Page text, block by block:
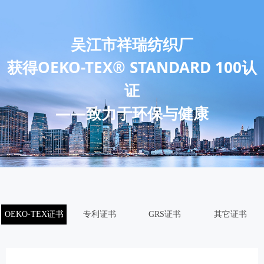
吴江市祥瑞纺织厂
获得OEKO-TEX® STANDARD 100认
证
——致力于环保与健康
OEKO-TEX证书 专利证书 GRS证书 其它证书